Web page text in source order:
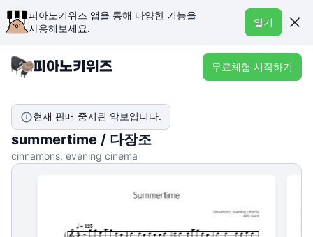
피아노키위즈 앱을 통해 다양한 기능을
사용해보세요.
열기
무료체험 시작하기
현재 판매 중지된 악보입니다.
summertime / 다장조
cinnamons, evening cinema